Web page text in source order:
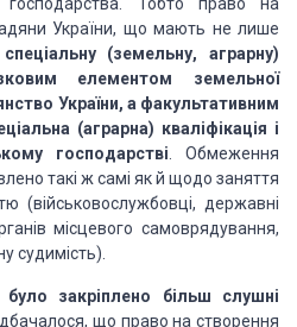
України, що мають не лише
спеціальну (земельну, аграрну)
елементом земельної
України, а факультативним
(аграрна) кваліфікація і
господарстві . Обмеження
такі ж самі як й щодо заняття
(військовослужбовці, державні
місцевого самоврядування,
судимість).
закріплено більш слушні
що право на створення